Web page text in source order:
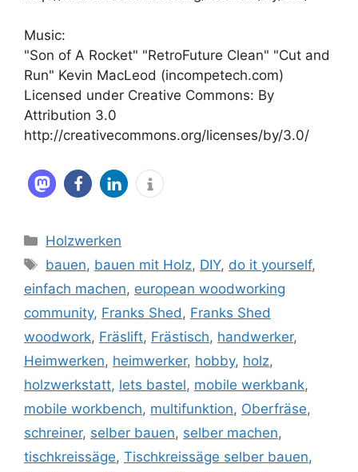
Music:
"Son of A Rocket" "RetroFuture Clean" "Cut and
Run" Kevin MacLeod (incompetech.com)
Licensed under Creative Commons: By
Attribution 3.0
http://creativecommons.org/licenses/by/3.0/
Kategorien
Holzwerken
Schlagwörter
bauen, bauen mit Holz, DIY, do it yourself,
einfach machen, european woodworking
community, Franks Shed, Franks Shed
woodwork, Fräslift, Frästisch, handwerker,
Heimwerken, heimwerker, hobby, holz,
holzwerkstatt, lets bastel, mobile werkbank,
mobile workbench, multifunktion, Oberfräse,
schreiner, selber bauen, selber machen,
tischkreissäge, Tischkreissäge selber bauen,